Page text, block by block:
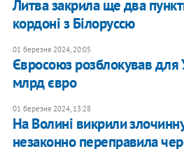
Литва закрила ще два
кордоні з Білоруссю
01 березня 2024, 20:05
Євросоюз розблокував
млрд євро
01 березня 2024, 13:28
На Волині викрили
незаконно переправила